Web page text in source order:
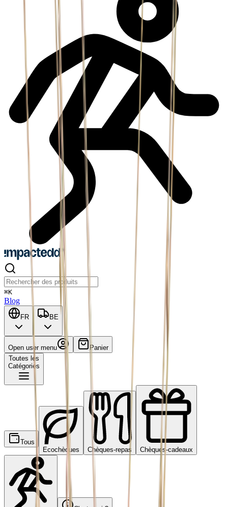
⌘K
Blog
FR BE
Open user menu
Panier
Toutes les
Catégories
Tous
Ecochèques
Chèques-repas Chèques-cadeaux